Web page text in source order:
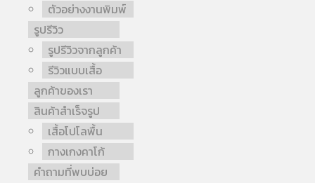
ตัวอย่างงานพิมพ์
รูปรีวิว
รูปรีวิวจากลูกค้า
รีวิวแบบเสื้อ
ลูกค้าของเรา
สินค้าสำเร็จรูป
เสื้อโปโลพื้น
กางเกงคาโก้
คำถามที่พบบ่อย